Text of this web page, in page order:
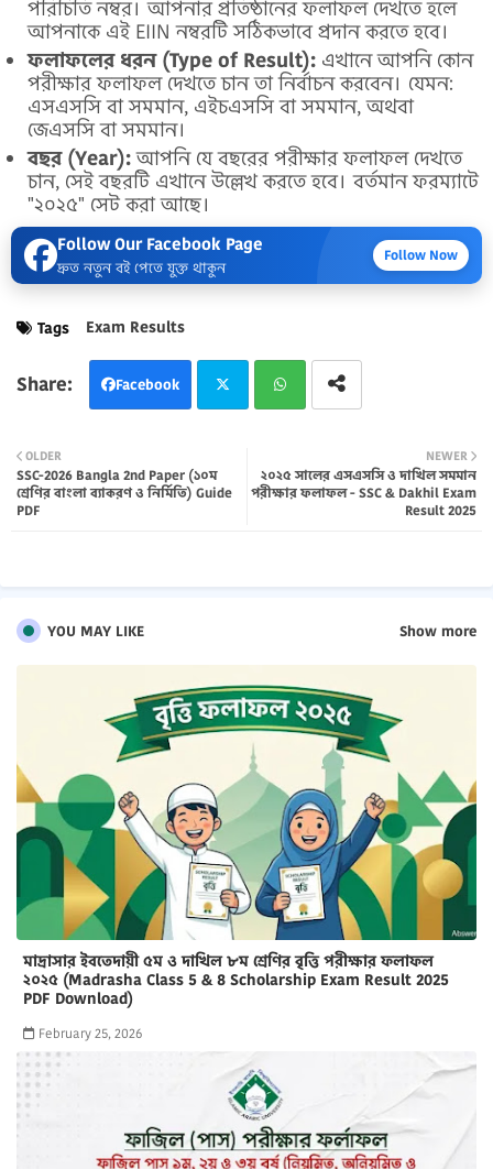
পরিচিতি নম্বর। আপনার প্রতিষ্ঠানের ফলাফল দেখতে হলে
আপনাকে এই EIIN নম্বরটি সঠিকভাবে প্রদান করতে হবে।
ফলাফলের ধরন (Type of Result): এখানে আপনি কোন
পরীক্ষার ফলাফল দেখতে চান তা নির্বাচন করবেন। যেমন:
এসএসসি বা সমমান, এইচএসসি বা সমমান, অথবা
জেএসসি বা সমমান।
বছর (Year):আপনি যে বছরের পরীক্ষার ফলাফল দেখতে
চান, সেই বছরটি এখানে উল্লেখ করতে হবে। বর্তমান ফরম্যাটে
"২০২৫" সেট করা আছে।
Follow Our Facebook Page
দ্রুত নতুন বই পেতে যুক্ত থাকুন
Follow Now
Tags Exam Results
Facebook
tter atsa
NEWER
২০২৫ সালের এসএসসি ও দাখিল সমমান
পরীক্ষার ফলাফল - SSC & Dakhil Exam
Result 2025
OLDER
SSC-2026 Bangla 2nd Paper (১০ম
শ্রেণির বাংলা ব্যাকরণ ও নির্মিতি) Guide
PDF
YOU MAY LIKE Show more
মাদ্রাসার ইবতেদায়ী ৫ম ও দাখিল ৮ম শ্রেণির বৃত্তি পরীক্ষার ফলাফল
২০২৫ (Madrasha Class 5 & 8 Scholarship Exam Result 2025
PDF Download)
February 25, 2026